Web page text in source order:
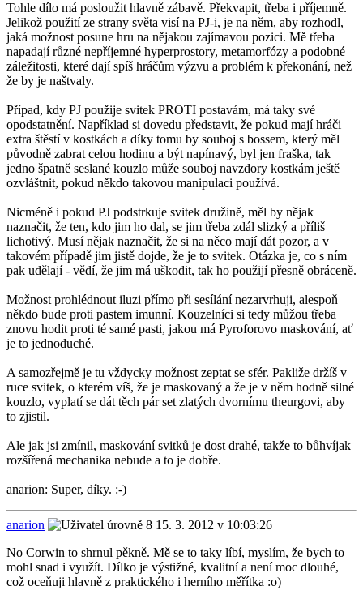
Tohle dílo má posloužit hlavně zábavě. Překvapit, třeba i příjemně.
Jelikož použití ze strany světa visí na PJ-i, je na něm, aby rozhodl,
jaká možnost posune hru na nějakou zajímavou pozici. Mě třeba
napadají různé nepříjemné hyperprostory, metamorfózy a podobné
záležitosti, které dají spíš hráčům výzvu a problém k překonání, než
že by je naštvaly.
Případ, kdy PJ použije svitek PROTI postavám, má taky své
opodstatnění. Například si dovedu představit, že pokud mají hráči
extra štěstí v kostkách a díky tomu by souboj s bossem, který měl
původně zabrat celou hodinu a být napínavý, byl jen fraška, tak
jedno špatně seslané kouzlo může souboj navzdory kostkám ještě
ozvláštnit, pokud někdo takovou manipulaci používá.
Nicméně i pokud PJ podstrkuje svitek družině, měl by nějak
naznačit, že ten, kdo jim ho dal, se jim třeba zdál slizký a příliš
lichotivý. Musí nějak naznačit, že si na něco mají dát pozor, a v
takovém případě jim jistě dojde, že je to svitek. Otázka je, co s ním
pak udělají - vědí, že jim má uškodit, tak ho použijí přesně obráceně.
Možnost prohlédnout iluzi přímo při sesílání nezarvrhuji, alespoň
někdo bude proti pastem imunní. Kouzelníci si tedy můžou třeba
znovu hodit proti té samé pasti, jakou má Pyroforovo maskování, ať
je to jednoduché.
A samozřejmě je tu vždycky možnost zeptat se sfér. Pakliže držíš v
ruce svitek, o kterém víš, že je maskovaný a že je v něm hodně silné
kouzlo, vyplatí se dát těch pár set zlatých dvornímu theurgovi, aby
to zjistil.
Ale jak jsi zmínil, maskování svitků je dost drahé, takže to bůhvíjak
rozšířená mechanika nebude a to je dobře.
anarion: Super, díky. :-)
anarion
15. 3. 2012 v 10:03:26
No Corwin to shrnul pěkně. Mě se to taky líbí, myslím, že bych to
mohl snad i využít. Dílko je výstižné, kvalitní a není moc dlouhé,
což oceňuji hlavně z praktického i herního měřítka :o)